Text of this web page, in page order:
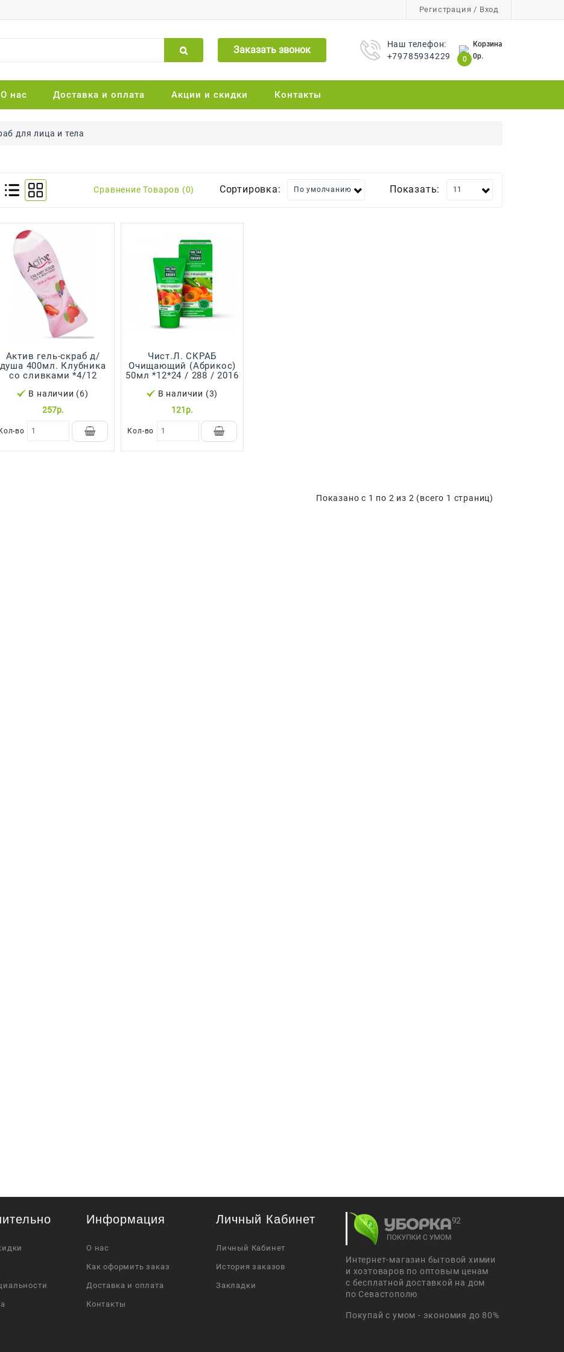
Регистрация / Вход
Заказать звонок
Наш телефон:
+79785934229
Корзина
0
0р.
О нас Доставка и оплата Акции и скидки Контакты
для лица и тела
Сравнение Товаров (0) Сортировка: Показать:
Актив гель-скраб д/
душа 400мл. Клубника
со сливками *4/12
В наличии (6)
257р.
Кол-во
Чист.Л. СКРАБ
Очищающий (Абрикос)
50мл *12*24 / 288 / 2016
В наличии (3)
121р.
Кол-во
Показано с 1 по 2 из 2 (всего 1 страниц)
Информация
О нас
Как оформить заказ
Доставка и оплата
Контакты
Личный Кабинет
Личный Кабинет
История заказов
Закладки
Интернет-магазин бытовой химии
и хозтоваров по оптовым ценам
с бесплатной доставкой на дом
по Севастополю
Покупай с умом - экономия до 80%